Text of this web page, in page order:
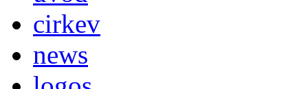
cirkev
news